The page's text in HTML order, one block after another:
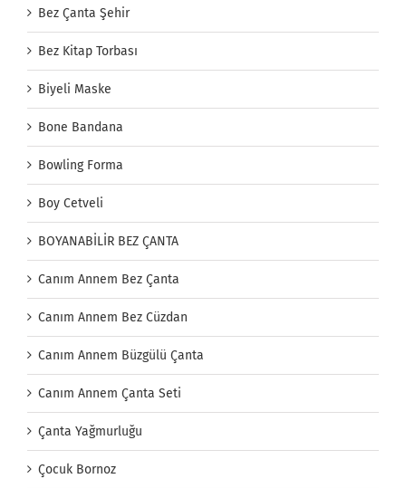
Bez Çanta Şehir
Bez Kitap Torbası
Biyeli Maske
Bone Bandana
Bowling Forma
Boy Cetveli
BOYANABİLİR BEZ ÇANTA
Canım Annem Bez Çanta
Canım Annem Bez Cüzdan
Canım Annem Büzgülü Çanta
Canım Annem Çanta Seti
Çanta Yağmurluğu
Çocuk Bornoz